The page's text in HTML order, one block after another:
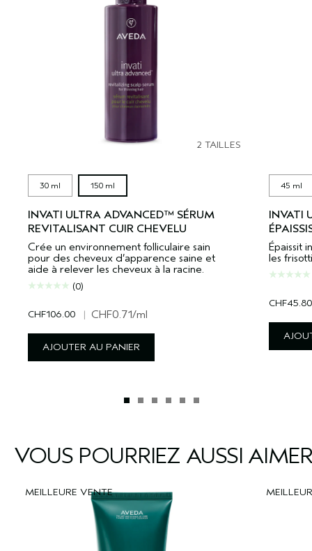
2 TAILLES
30 ml 150 ml
INVATI ULTRA ADVANCED™ SÉRUM
REVITALISANT CUIR CHEVELU
Crée un environnement folliculaire sain
pour des cheveux d’apparence saine et
aide à relever les cheveux à la racine.
(0)
CHF106.00 | CHF0.71/ml
AJOUTER AU PANIER
45 ml
INVATI
Épaissit
les
CHF45.80
VOUS POURRIEZ AUSSI AIMER
MEILLEURE VENTE